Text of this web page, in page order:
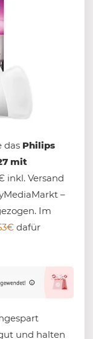
das Philips
mit
inkl. Versand
–
Im
dafür
und halten